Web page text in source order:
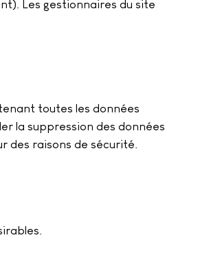
Les gestionnaires du site
toutes les données
la suppression des données
des raisons de sécurité.